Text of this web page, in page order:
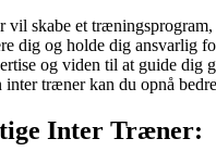
vil skabe et
dig og holde dig ansvarlig
og viden til at guide dig
inter træner kan du opnå
Inter Træner: